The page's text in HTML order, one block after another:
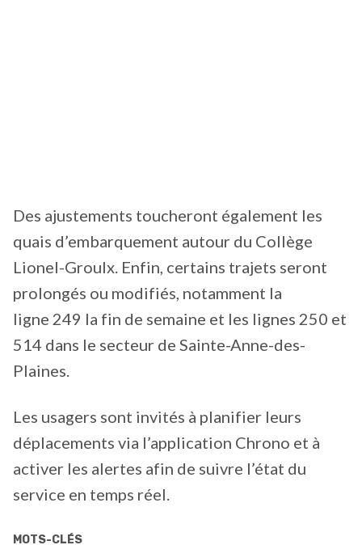
Des ajustements toucheront également les
quais d’embarquement autour du Collège
Lionel-Groulx. Enfin, certains trajets seront
prolongés ou modifiés, notamment la
ligne 249 la fin de semaine et les lignes 250 et
514 dans le secteur de Sainte-Anne-des-
Plaines.
Les usagers sont invités à planifier leurs
déplacements via l’application Chrono et à
activer les alertes afin de suivre l’état du
service en temps réel.
MOTS-CLÉS